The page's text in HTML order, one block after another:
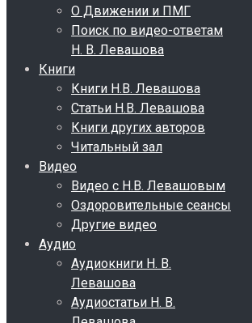
О Движении и ПМГ
Поиск по видео-ответам
Н. В. Левашова
Книги
Книги Н.В. Левашова
Статьи Н.В. Левашова
Книги других авторов
Читальный зал
Видео
Видео с Н.В. Левашовым
Оздоровительные сеансы
Другие видео
Аудио
Аудиокниги Н. В.
Левашова
Аудиостатьи Н. В.